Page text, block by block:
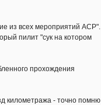
из всех мероприятий ACP".
пилит "сук на котором
прохождения
километража - точно помню